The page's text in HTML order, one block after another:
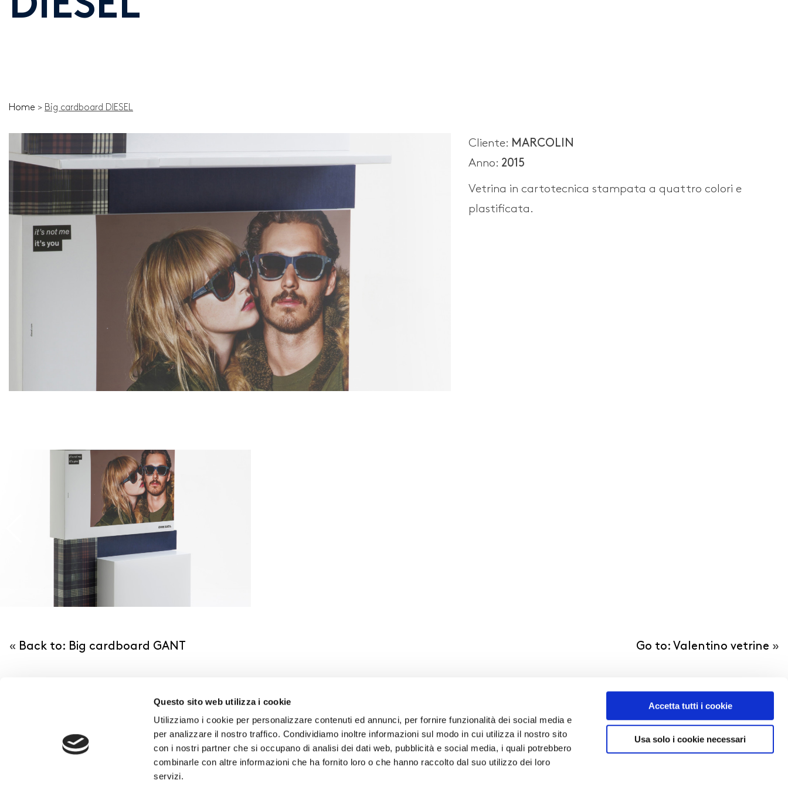
Questo sito web utilizza i cookie
Utilizziamo i cookie per personalizzare contenuti ed annunci, per fornire funzionalità dei social media e
per analizzare il nostro traffico. Condividiamo inoltre informazioni sul modo in cui utilizza il nostro sito
con i nostri partner che si occupano di analisi dei dati web, pubblicità e social media, i quali potrebbero
combinarle con altre informazioni che ha fornito loro o che hanno raccolto dal suo utilizzo dei loro
servizi.
Accetta tutti i cookie
Usa solo i cookie necessari
DIESEL
Home > Big cardboard DIESEL
Cliente: MARCOLIN
Anno: 2015
Vetrina in cartotecnica stampata a quattro colori e
plastificata.
« Back to: Big cardboard GANT Go to: Valentino vetrine »